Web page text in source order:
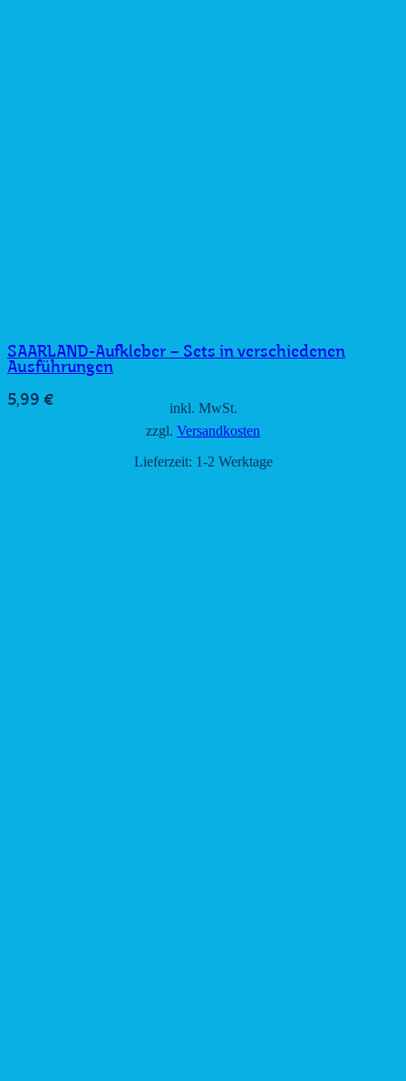
SAARLAND-Aufkleber – Sets in verschiedenen
Ausführungen
5,99 €
inkl. MwSt.
zzgl. Versandkosten
Lieferzeit: 1-2 Werktage